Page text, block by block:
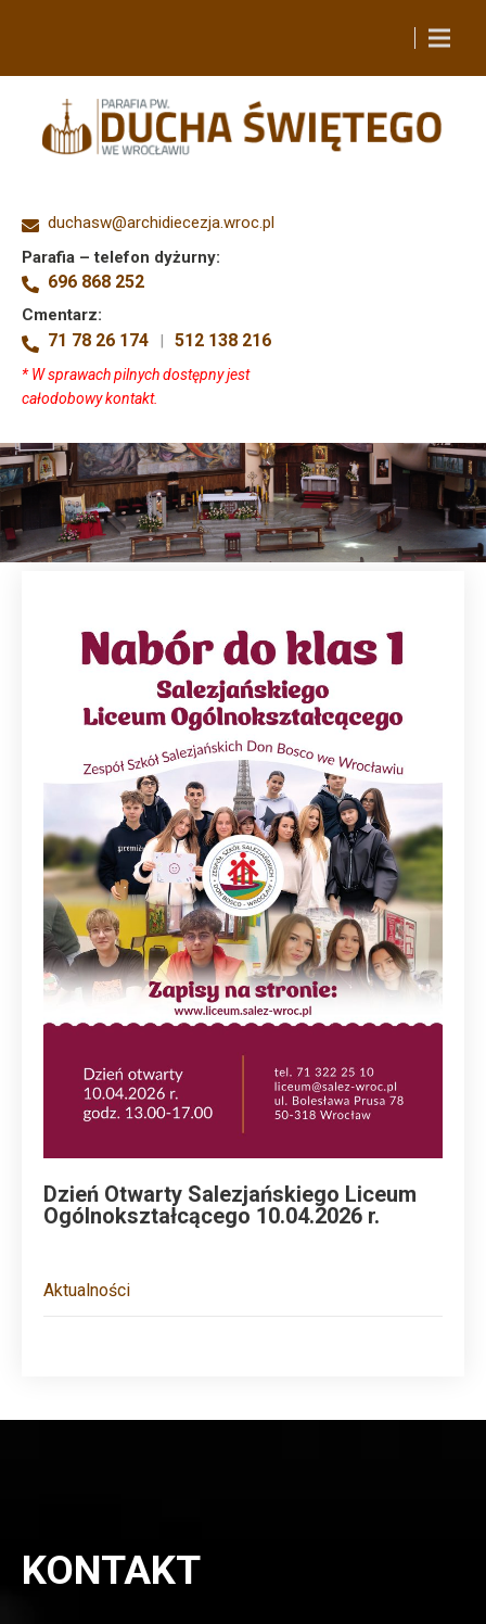
duchasw@archidiecezja.wroc.pl
Parafia – telefon dyżurny:
696 868 252
Cmentarz:
71 78 26 174 | 512 138 216
* W sprawach pilnych dostępny jest
całodobowy kontakt.
Dzień Otwarty Salezjańskiego Liceum
Ogólnokształcącego 10.04.2026 r.
Aktualności
KONTAKT